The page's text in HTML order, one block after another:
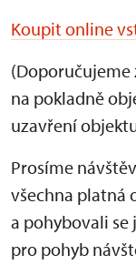
Koupit online
na pokladně
uzavření
Prosíme
všechna platná
a pohybovali se
pro pohyb